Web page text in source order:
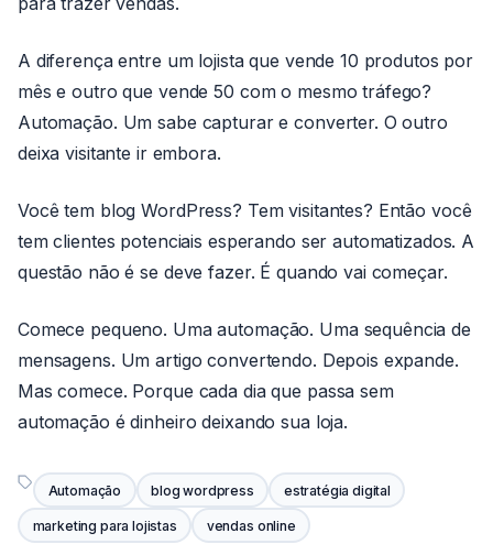
A diferença entre um lojista que vende 10 produtos por
mês e outro que vende 50 com o mesmo tráfego?
Automação. Um sabe capturar e converter. O outro
deixa visitante ir embora.
Você tem blog WordPress? Tem visitantes? Então você
tem clientes potenciais esperando ser automatizados. A
questão não é se deve fazer. É quando vai começar.
Comece pequeno. Uma automação. Uma sequência de
mensagens. Um artigo convertendo. Depois expande.
Mas comece. Porque cada dia que passa sem
automação é dinheiro deixando sua loja.
Automação blog wordpress estratégia digital
marketing para lojistas vendas online